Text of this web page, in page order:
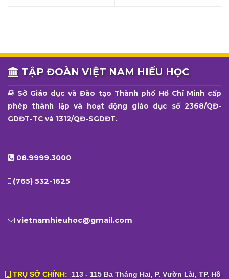
TẬP ĐOÀN VIỆT NAM HIẾU HỌC
Sở Giáo dục và Đào tạo Thành phố Hồ Chí Minh cấp
phép thành lập và hoạt động giáo dục số 2368/QĐ-
GDĐT-TC và 1312/QĐ-SGDĐT.
08.9999.3000
(765) 532-1625
vietnamhieuhoc@gmail.com
TRỤ SỞ CHÍNH: 113 - 115 Ba Tháng Hai, P. Vườn Lài, TP. Hồ